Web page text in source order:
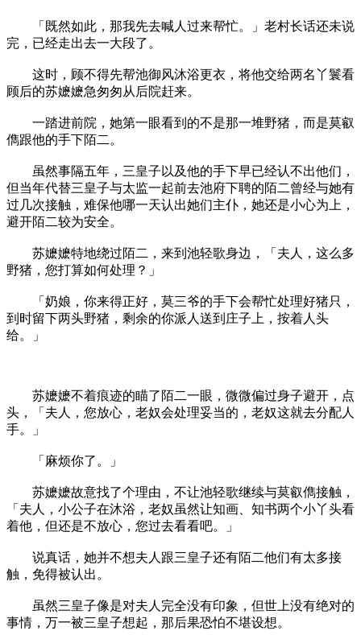
「既然如此，那我先去喊人过来帮忙。」老村长话还未说
完，已经走出去一大段了。
这时，顾不得先帮池御风沐浴更衣，将他交给两名丫鬟看
顾后的苏嬷嬷急匆匆从后院赶来。
一踏进前院，她第一眼看到的不是那一堆野猪，而是莫叡
儁跟他的手下陌二。
虽然事隔五年，三皇子以及他的手下早已经认不出他们，
但当年代替三皇子与太监一起前去池府下聘的陌二曾经与她有
过几次接触，难保他哪一天认出她们主仆，她还是小心为上，
避开陌二较为安全。
苏嬷嬷特地绕过陌二，来到池轻歌身边，「夫人，这么多
野猪，您打算如何处理？」
「奶娘，你来得正好，莫三爷的手下会帮忙处理好猪只，
到时留下两头野猪，剩余的你派人送到庄子上，按着人头
给。」
苏嬷嬷不着痕迹的瞄了陌二一眼，微微偏过身子避开，点
头，「夫人，您放心，老奴会处理妥当的，老奴这就去分配人
手。」
「麻烦你了。」
苏嬷嬷故意找了个理由，不让池轻歌继续与莫叡儁接触，
「夫人，小公子在沐浴，老奴虽然让知画、知书两个小丫头看
着他，但还是不放心，您过去看看吧。」
说真话，她并不想夫人跟三皇子还有陌二他们有太多接
触，免得被认出。
虽然三皇子像是对夫人完全没有印象，但世上没有绝对的
事情，万一被三皇子想起，那后果恐怕不堪设想。